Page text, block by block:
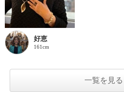
好恵
161cm
一覧を見る